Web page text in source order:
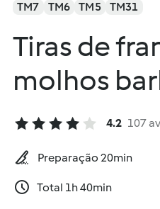
TM7 TM6 TM5 TM31
Tiras de
molhos
4.2 107
Preparação 20min
Total 1h 40min